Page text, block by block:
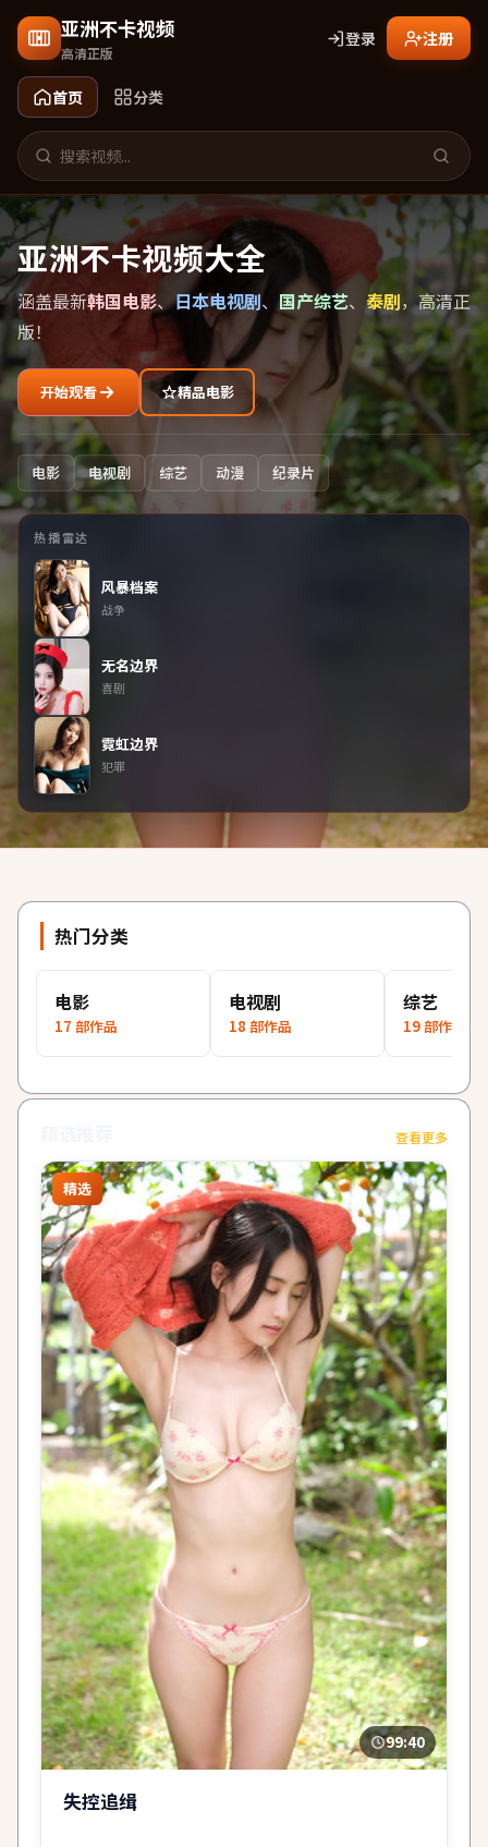
亚洲不卡视频
高清正版
首页 分类
登录 注册
亚洲不卡视频大全
涵盖最新韩国电影、日本电视剧、国产综艺、泰剧，高清正
版！
开始观看 精品电影
电影 电视剧 综艺 动漫 纪录片
热播雷达
风暴档案
战争
无名边界
喜剧
霓虹边界
犯罪
热门分类
电影
17 部作品
电视剧
18 部作品
综艺
19 部作品
查看更多
精选
99:40
失控追缉